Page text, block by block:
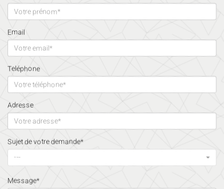
Email
Teléphone
Adresse
Sujet de votre demande*
---
Message*